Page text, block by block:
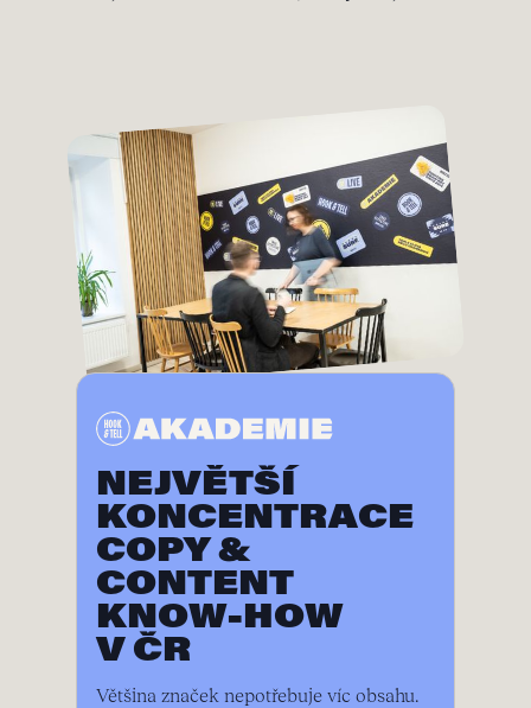
NEJVĚTŠÍ
KONCENTRACE
COPY &
CONTENT
KNOW-HOW
V ČR
Většina značek nepotřebuje víc obsahu.